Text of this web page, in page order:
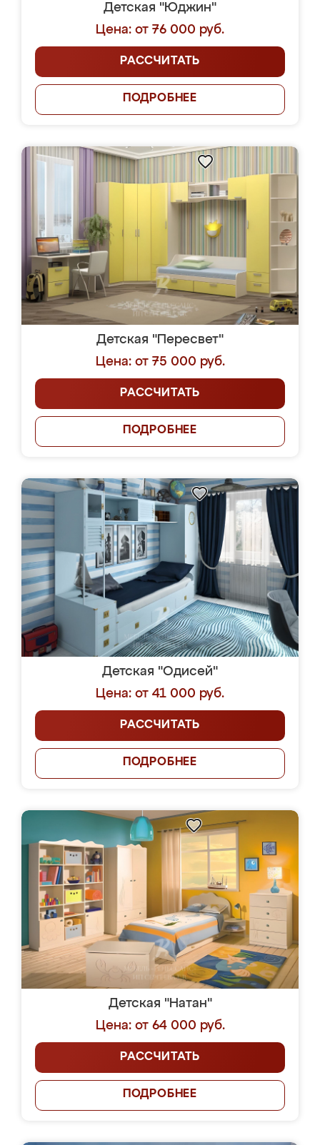
Детская "Юджин"
Цена: от 76 000 руб.
РАССЧИТАТЬ
ПОДРОБНЕЕ
Детская "Пересвет"
Цена: от 75 000 руб.
РАССЧИТАТЬ
ПОДРОБНЕЕ
Детская "Одисей"
Цена: от 41 000 руб.
РАССЧИТАТЬ
ПОДРОБНЕЕ
Детская "Натан"
Цена: от 64 000 руб.
РАССЧИТАТЬ
ПОДРОБНЕЕ